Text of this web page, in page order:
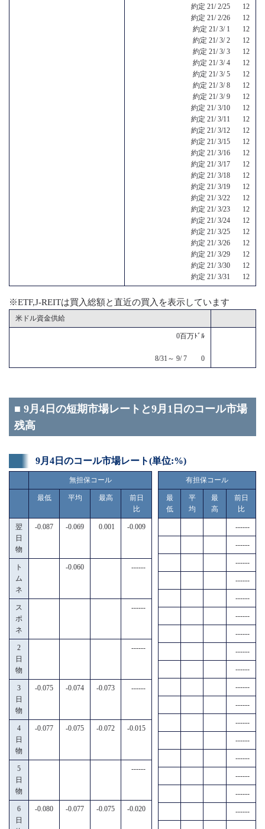
約定 21/ 2/25 12
約定 21/ 2/26 12
約定 21/ 3/ 1 12
約定 21/ 3/ 2 12
約定 21/ 3/ 3 12
約定 21/ 3/ 4 12
約定 21/ 3/ 5 12
約定 21/ 3/ 8 12
約定 21/ 3/ 9 12
約定 21/ 3/10 12
約定 21/ 3/11 12
約定 21/ 3/12 12
約定 21/ 3/15 12
約定 21/ 3/16 12
約定 21/ 3/17 12
約定 21/ 3/18 12
約定 21/ 3/19 12
約定 21/ 3/22 12
約定 21/ 3/23 12
約定 21/ 3/24 12
約定 21/ 3/25 12
約定 21/ 3/26 12
約定 21/ 3/29 12
約定 21/ 3/30 12
約定 21/ 3/31 12
※ETF,J-REITは買入総額と直近の買入を表示しています
米ドル資金供給
0百万ﾄﾞﾙ
8/31～ 9/ 7 0
■ 9月4日の短期市場レートと9月1日のコール市場
残高
9月4日のコール市場レート(単位:%)
無担保コール
最低 平均 最高
前日
比
翌
日
物
-0.087 -0.069 0.001 -0.009
ト
ム
ネ
-0.060 ------
ス
ポ
ネ
------
2
日
物
------
3
日
物
-0.075 -0.074 -0.073 ------
4
日
物
-0.077 -0.075 -0.072 -0.015
5
日
物
------
6
日
-0.080 -0.077 -0.075 -0.020
有担保コール
最
低
平
均
最
高
前日
比
------
------
------
------
------
------
------
------
------
------
------
------
------
------
------
------
------